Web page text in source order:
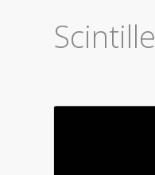
Scintille